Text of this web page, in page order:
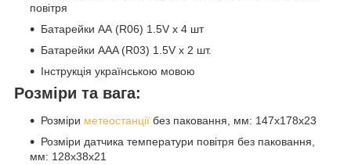
повітря
Батарейки AА (R06) 1.5V х 4 шт
Батарейки AАA (R03) 1.5V х 2 шт.
Інструкція українською мовою
Розміри та вага:
Розміри метеостанції без паковання, мм: 147х178х23
Розміри датчика температури повітря без паковання,
мм: 128х38х21